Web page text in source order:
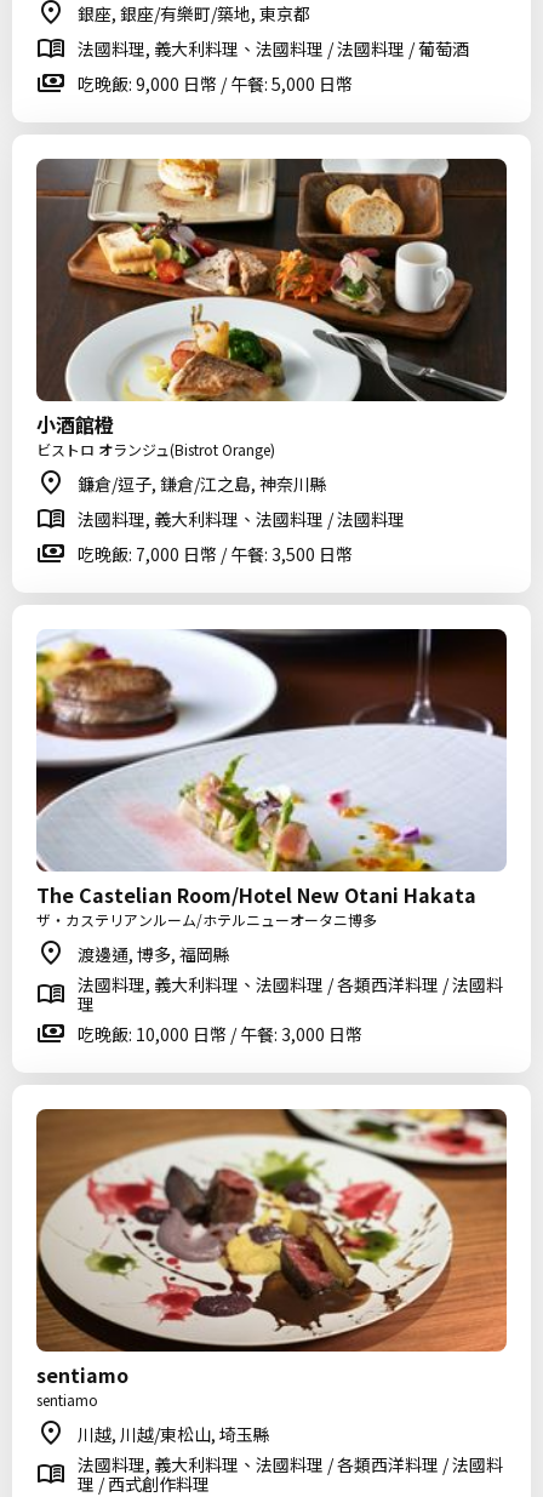
銀座, 銀座/有樂町/築地, 東京都
法國料理, 義大利料理、法國料理 / 法國料理 / 葡萄酒
吃晚飯: 9,000 日幣 / 午餐: 5,000 日幣
小酒館橙
ビストロ オランジュ(Bistrot Orange)
鐮倉/逗子, 鎌倉/江之島, 神奈川縣
法國料理, 義大利料理、法國料理 / 法國料理
吃晚飯: 7,000 日幣 / 午餐: 3,500 日幣
The Castelian Room/Hotel New Otani Hakata
ザ・カステリアンルーム/ホテルニューオータニ博多
渡邊通, 博多, 福岡縣
法國料理, 義大利料理、法國料理 / 各類西洋料理 / 法國料
理
吃晚飯: 10,000 日幣 / 午餐: 3,000 日幣
sentiamo
sentiamo
川越, 川越/東松山, 埼玉縣
法國料理, 義大利料理、法國料理 / 各類西洋料理 / 法國料
理 / 西式創作料理